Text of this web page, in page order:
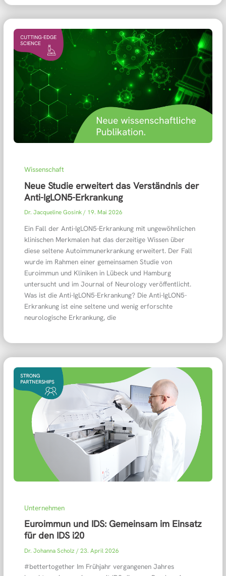
Wissenschaft
Neue Studie erweitert das Verständnis der
Anti-IgLON5-Erkrankung
Dr. Jacqueline Gosink/ 19. Mai 2026
Ein Fall der Anti-IgLON5-Erkrankung mit ungewöhnlichen
klinischen Merkmalen hat das derzeitige Wissen über
diese seltene Autoimmunerkrankung erweitert. Der Fall
wurde im Rahmen einer gemeinsamen Studie von
Euroimmun und Kliniken in Lübeck und Hamburg
untersucht und im Journal of Neurology veröffentlicht.
Was ist die Anti-IgLON5-Erkrankung? Die Anti-IgLON5-
Erkrankung ist eine seltene und wenig erforschte
neurologische Erkrankung, die
Unternehmen
Euroimmun und IDS: Gemeinsam im Einsatz
für den IDS i20
Dr. Johanna Scholz /23. April 2026
#bettertogether Im Frühjahr vergangenen Jahres